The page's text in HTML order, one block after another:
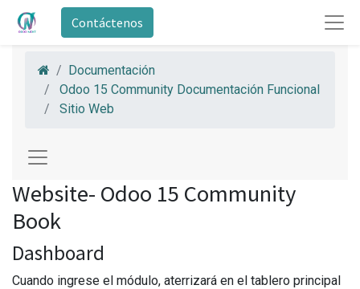
Contáctenos
Documentación
Odoo 15 Community Documentación Funcional
Sitio Web
Website- Odoo 15 Community
Book
Dashboard
Cuando ingrese el módulo, aterrizará en el tablero principal